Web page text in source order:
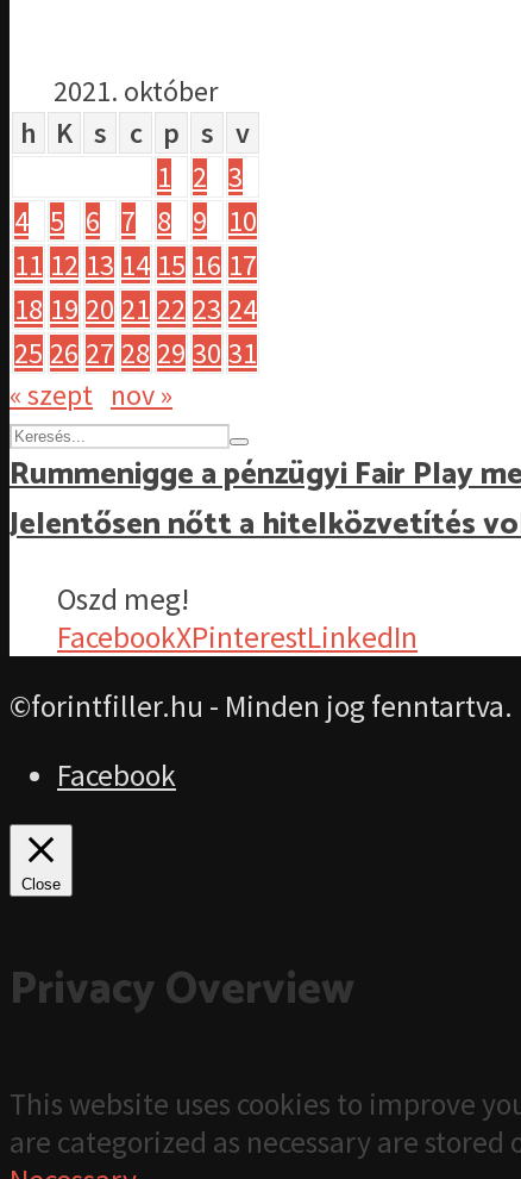
2021. október
h
K s c p s
v
1
2
3
4 5 6 7 8 9
10
11 12 13 14 15 16 17
18 19 20 21 22 23 24
25 26 27 28 29 30 31
« szept nov »
Rummenigge a pénzügyi Fair Play
Jelentősen nőtt a hitelközvetítés
Oszd meg!
FacebookXPinterestLinkedIn
©forintfiller.hu - Minden jog fenntartva.
Facebook
Close
Privacy Overview
This website uses cookies to improve
are categorized as necessary are